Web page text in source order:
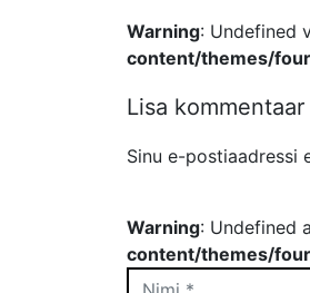
Warning: Undefined
content/themes/
Lisa kommentaar
Sinu e-postiaadressi
Warning: Undefined
content/themes/